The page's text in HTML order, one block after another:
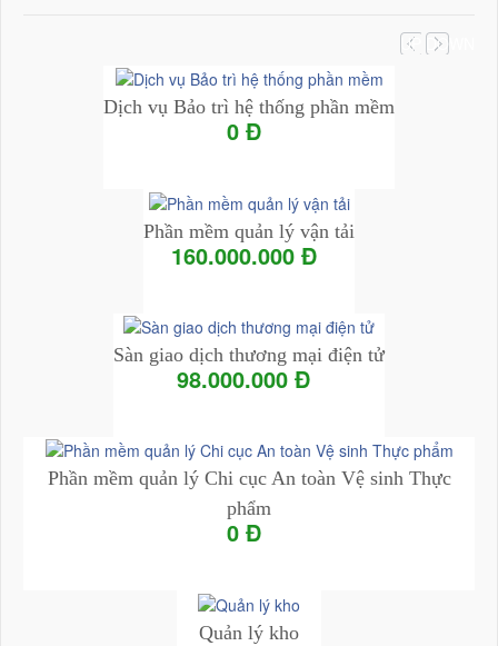
UP DOWN
Dịch vụ Bảo trì hệ thống phần mềm
0 Đ
Phần mềm quản lý vận tải
160.000.000 Đ
Sàn giao dịch thương mại điện tử
98.000.000 Đ
Phần mềm quản lý Chi cục An toàn Vệ sinh Thực
phẩm
0 Đ
Quản lý kho